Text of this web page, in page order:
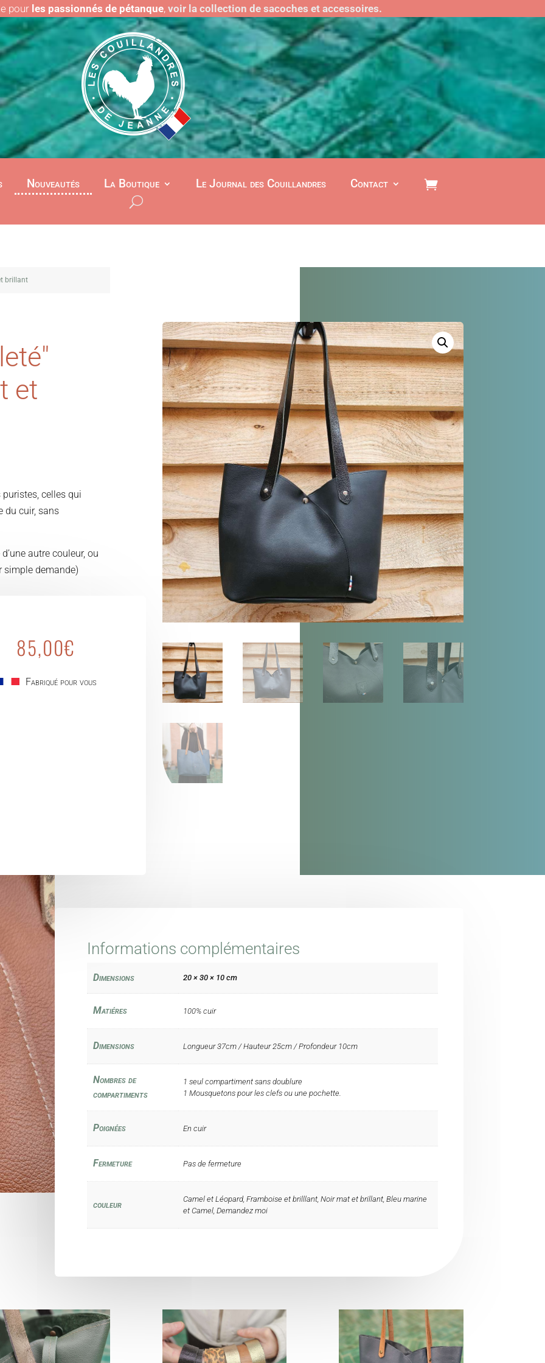
pour les passionnés de pétanque, voir la collection de sacoches et accessoires.
Nouveautés La Boutique Le Journal des Couillandres Contact
brillant
et
celles qui
du cuir, sans
autre couleur, ou
simple demande)
85,00€
Fabriqué pour vous
Informations complémentaires
Dimensions 20 × 30 × 10 cm
Matiéres 100% cuir
Dimensions Longueur 37cm / Hauteur 25cm / Profondeur 10cm
Nombres de
compartiments
1 seul compartiment sans doublure
1 Mousquetons pour les clefs ou une pochette.
Poignées En cuir
Fermeture Pas de fermeture
couleur
Camel et Léopard, Framboise et brilllant, Noir mat et brillant, Bleu marine
et Camel, Demandez moi